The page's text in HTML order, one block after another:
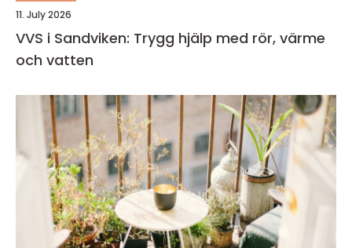
11. July 2026
VVS i Sandviken: Trygg hjälp med rör, värme
och vatten